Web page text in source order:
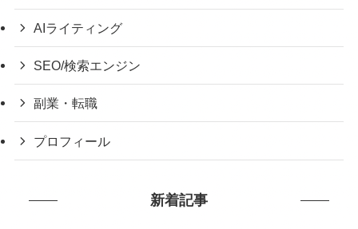
AIライティング
SEO/検索エンジン
副業・転職
プロフィール
新着記事